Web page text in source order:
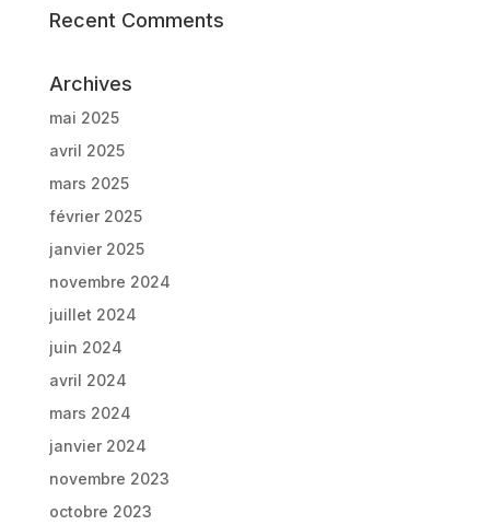
Recent Comments
Archives
mai 2025
avril 2025
mars 2025
février 2025
janvier 2025
novembre 2024
juillet 2024
juin 2024
avril 2024
mars 2024
janvier 2024
novembre 2023
octobre 2023